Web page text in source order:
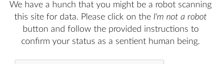
We have a hunch that you might be a robot scanning
this site for data. Please click on the I'm not a robot
button and follow the provided instructions to
confirm your status as a sentient human being.